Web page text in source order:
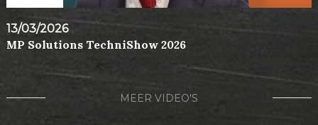
13/03/2026
MP Solutions TechniShow 2026
MEER VIDEO'S